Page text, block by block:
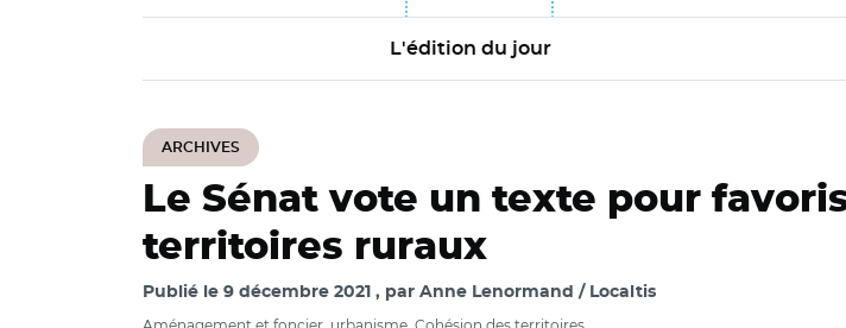
L'édition du jour
ARCHIVES
Le Sénat vote un texte pour
territoires ruraux
Publié le 9 décembre 2021 par Anne Lenormand / Localtis